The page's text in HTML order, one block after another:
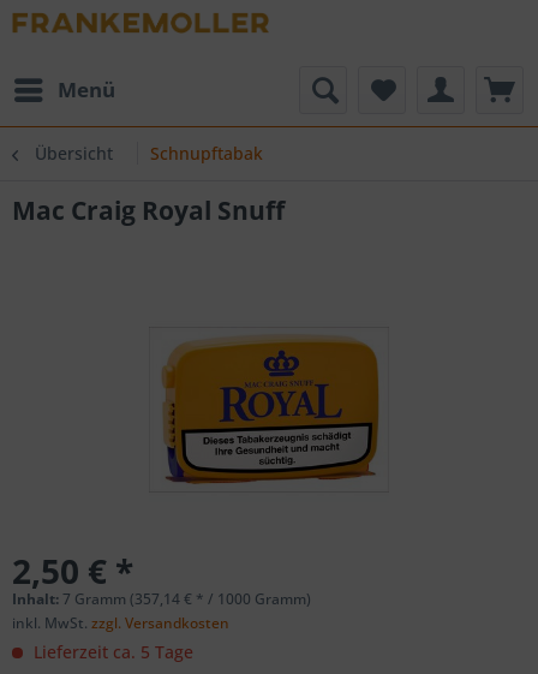
Menü
Übersicht Schnupftabak
Mac Craig Royal Snuff
2,50 € *
Inhalt:7 Gramm (357,14 € * / 1000 Gramm)
inkl. MwSt. zzgl. Versandkosten
Lieferzeit ca. 5 Tage